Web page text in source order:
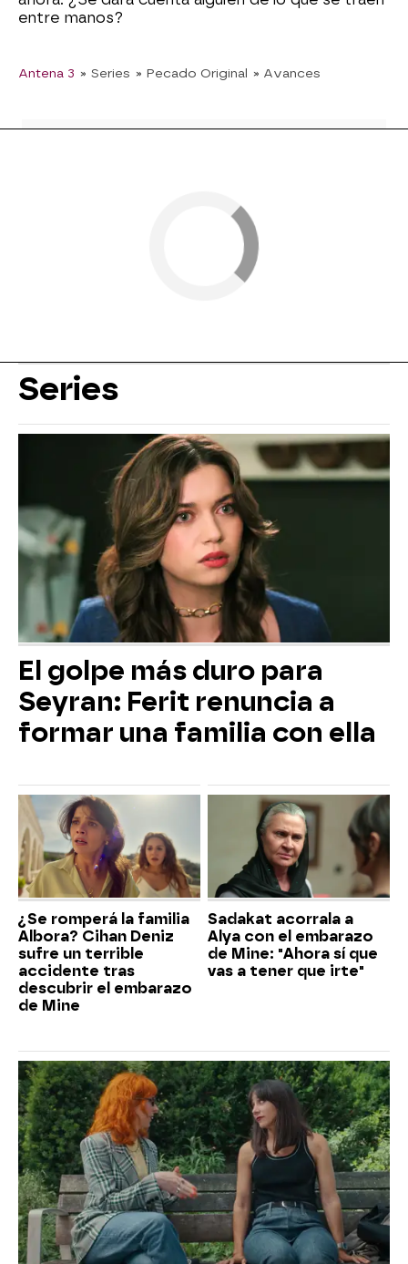
entre manos?
Antena 3 » Series » Pecado Original » Avances
Series
El golpe más duro para
Seyran: Ferit renuncia a
formar una familia con ella
¿Se romperá la familia
Albora? Cihan Deniz
sufre un terrible
accidente tras
descubrir el embarazo
de Mine
Sadakat acorrala a
Alya con el embarazo
de Mine: "Ahora sí que
vas a tener que irte"